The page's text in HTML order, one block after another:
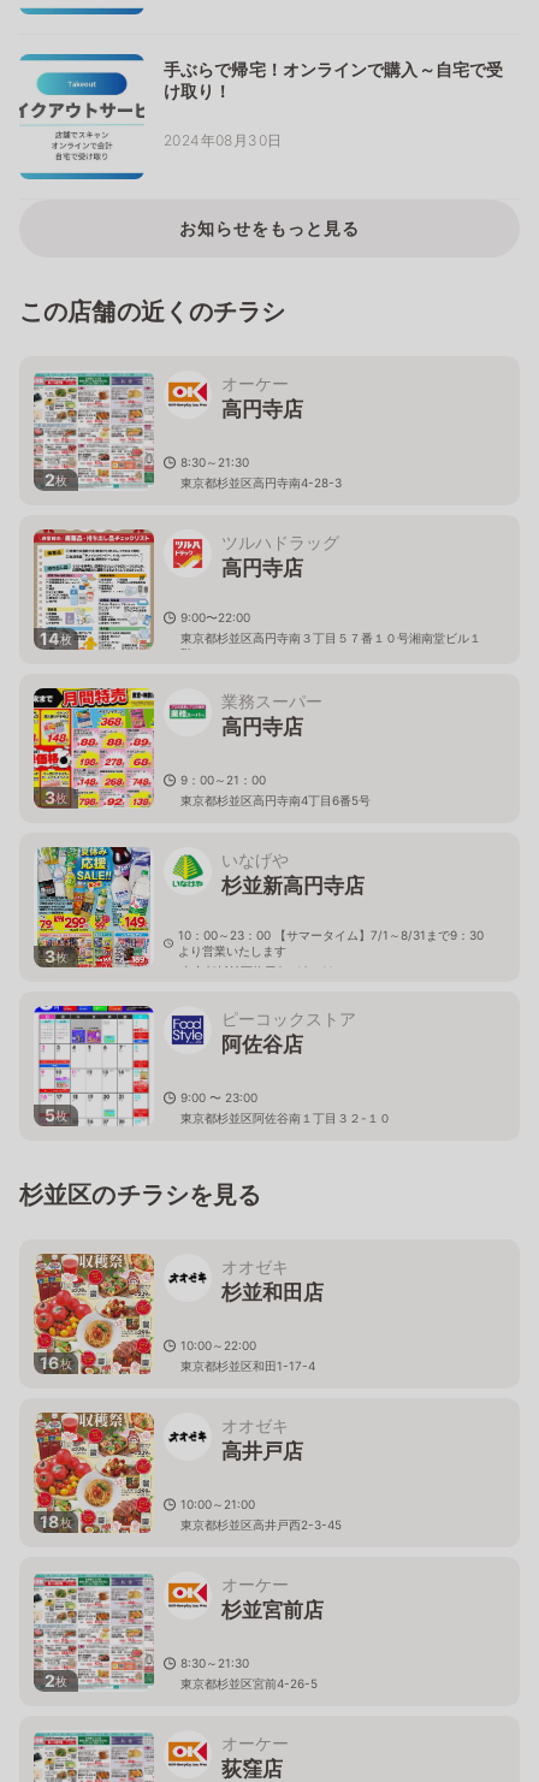
手ぶらで帰宅！オンラインで購入～自宅で受
け取り！
2024年08月30日
お知らせをもっと見る
この店舗の近くのチラシ
2枚
オーケー
高円寺店
8:30～21:30
東京都杉並区高円寺南4-28-3
14枚
ツルハドラッグ
高円寺店
9:00〜22:00
東京都杉並区高円寺南３丁目５７番１０号湘南堂ビル１
階
3枚
業務スーパー
高円寺店
9：00～21：00
東京都杉並区高円寺南4丁目6番5号
3枚
いなげや
杉並新高円寺店
10：00～23：00 【サマータイム】7/1～8/31まで9：30
より営業いたします
東京都杉並区梅里2－10－11
5枚
ピーコックストア
阿佐谷店
9:00 〜 23:00
東京都杉並区阿佐谷南１丁目３２-１０
杉並区のチラシを見る
16枚
オオゼキ
杉並和田店
10:00～22:00
東京都杉並区和田1-17-4
18枚
オオゼキ
高井戸店
10:00～21:00
東京都杉並区高井戸西2-3-45
2枚
オーケー
杉並宮前店
8:30～21:30
東京都杉並区宮前4-26-5
オーケー
荻窪店